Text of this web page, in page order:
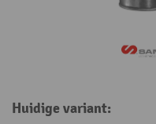
Huidige variant: